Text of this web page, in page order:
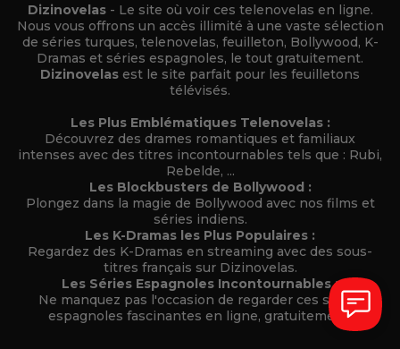
Dizinovelas - Le site où voir ces telenovelas en ligne.
Nous vous offrons un accès illimité à une vaste sélection
de séries turques, telenovelas, feuilleton, Bollywood, K-
Dramas et séries espagnoles, le tout gratuitement.
Dizinovelas est le site parfait pour les feuilletons
télévisés.
Les Plus Emblématiques Telenovelas :
Découvrez des drames romantiques et familiaux
intenses avec des titres incontournables tels que : Rubi,
Rebelde, ...
Les Blockbusters de Bollywood :
Plongez dans la magie de Bollywood avec nos films et
séries indiens.
Les K-Dramas les Plus Populaires :
Regardez des K-Dramas en streaming avec des sous-
titres français sur Dizinovelas.
Les Séries Espagnoles Incontournables :
Ne manquez pas l'occasion de regarder ces séries
espagnoles fascinantes en ligne, gratuitement.